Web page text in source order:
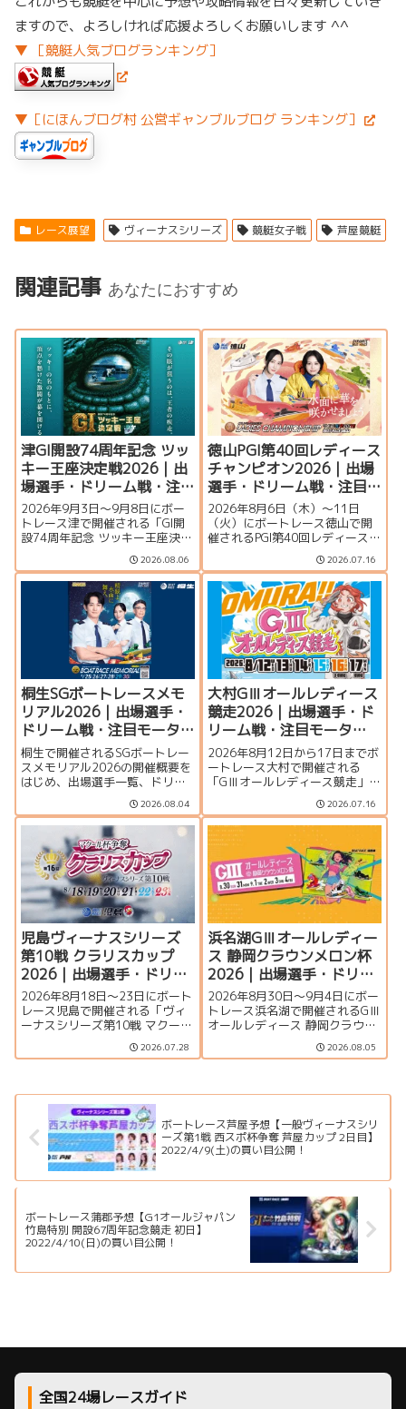
ますので、よろしければ応援よろしくお願いします ^^
▼ ［競艇人気ブログランキング］
▼［にほんブログ村 公営ギャンブルブログ ランキング］
レース展望 ヴィーナスシリーズ 競艇女子戦 芦屋競艇
関連記事 あなたにおすすめ
津GI開設74周年記念 ツッ
キー王座決定戦2026｜出
場選手・ドリーム戦・注
目モーター・イベント情
報まとめ
2026年9月3日〜9月8日にボー
トレース津で開催される「GI開
設74周年記念 ツッキー王座決定
戦」の特集ページです。出場選
手一覧、シリーズ展望、ドリー
ム戦、注目モーター、水面特
徴、イベント情報まで詳しく紹
2026.08.06
徳山PGI第40回レディース
チャンピオン2026｜出場
選手・ドリーム戦・注目
モーター・イベント情報
まとめ
2026年8月6日（木）～11日
（火）にボートレース徳山で開
催されるPGI第40回レディースチ
ャンピオン（女子王座決定戦）
の特集ページです。出場選手一
覧、シリーズ展望、ドリーム
戦、注目モーター、水面特徴、
イベント情報まで詳しく紹介し
ます。
2026.07.16
桐生SGボートレースメモ
リアル2026｜出場選手・
ドリーム戦・注目モータ
ー・イベント情報まとめ
桐生で開催されるSGボートレー
スメモリアル2026の開催概要を
はじめ、出場選手一覧、ドリー
ム戦、注目モーター、水面特
徴、イベント情報を詳しく紹
介。峰竜太、毒島誠、定松勇樹
らトップレーサーが集結する真
夏のSGの見どころを徹底解説し
ます。
2026.08.04
大村GⅢオールレディース
競走2026｜出場選手・ド
リーム戦・注目モータ
ー・イベント情報まとめ
2026年8月12日から17日までボ
ートレース大村で開催される
「GⅢオールレディース競走」の
特集ページです。シリーズ展
望、出場選手一覧、発祥地ドリ
ーム、注目モーター、大村水面
の攻略ポイント、イベント情報
まで詳しく紹介します。
2026.07.16
児島ヴィーナスシリーズ
第10戦 クラリスカップ
2026｜出場選手・ドリー
ム戦・注目モーター・イ
ベント情報まとめ
2026年8月18日～23日にボート
レース児島で開催される「ヴィ
ーナスシリーズ第10戦 マクール
杯争奪第16回クラリスカップ」
の特集ページです。出場選手一
報まで詳しく紹介します。
2026.07.28
浜名湖GⅢオールレディー
ス 静岡クラウンメロン杯
2026｜出場選手・ドリー
ム戦・注目モーター・イ
ベント情報まとめ
2026年8月30日～9月4日にボー
トレース浜名湖で開催されるGⅢ
オールレディース 静岡クラウン
メロン杯の特集ページです。出
場選手一覧、シリーズ展望、ド
を詳しく紹介します。
2026.08.05
ボートレース芦屋予想【一般ヴィーナスシリ
ーズ第1戦 西スポ杯争奪 芦屋カップ 2日目】
2022/4/9(土)の買い目公開！
ボートレース蒲郡予想【G1オールジャパン
竹島特別 開設67周年記念競走 初日】
2022/4/10(日)の買い目公開！
全国24場レースガイド